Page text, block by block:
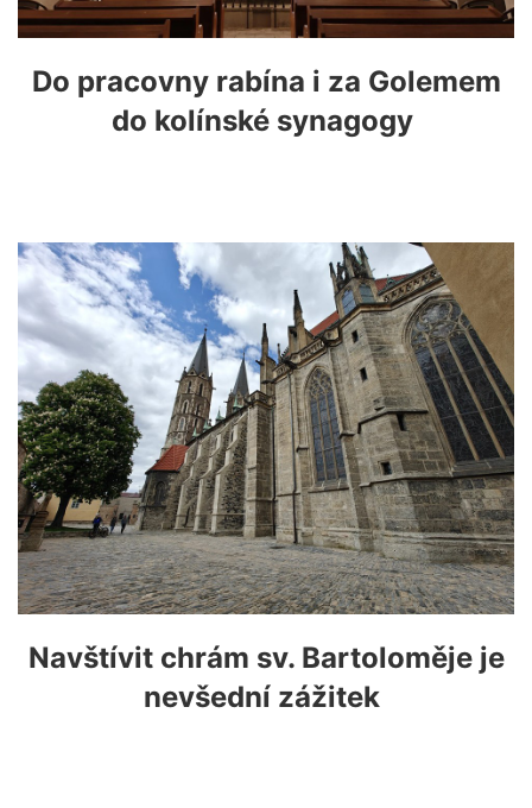
Do pracovny rabína i za Golemem
do kolínské synagogy
Navštívit chrám sv. Bartoloměje je
nevšední zážitek